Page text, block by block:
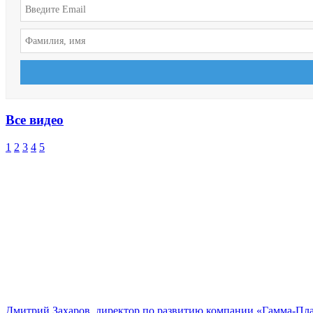
Все видео
1 2 3 4 5
Дмитрий Захаров, директор по развитию компании «Гамма-